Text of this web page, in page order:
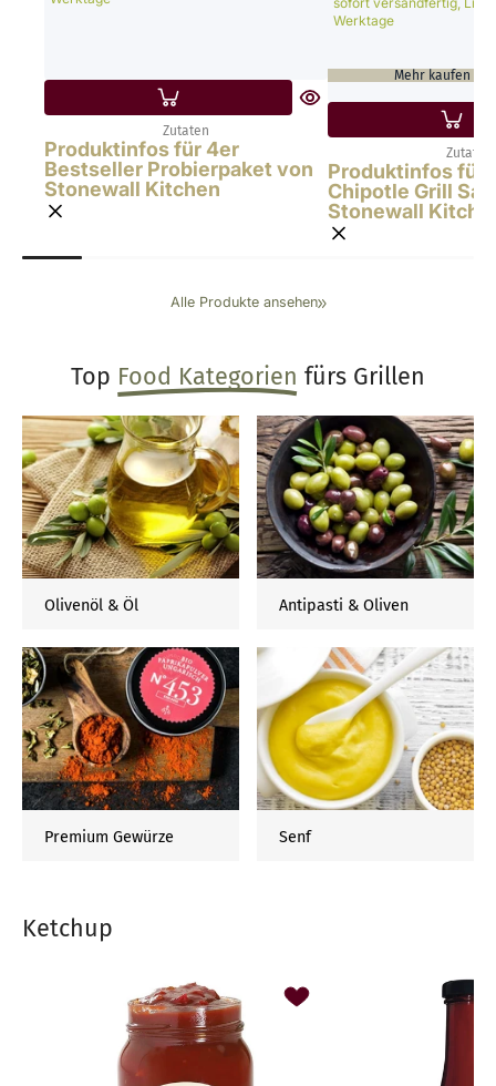
Zutaten
Produktinfos für 4er
Bestseller Probierpaket von
Stonewall Kitchen
Werktage
Mehr kaufen &
Zutaten
Produktinfos für
Chipotle Grill
Stonewall
Alle Produkte ansehen
Top Food Kategorien fürs Grillen
Olivenöl & Öl Antipasti & Oliven
Premium Gewürze Senf
Ketchup